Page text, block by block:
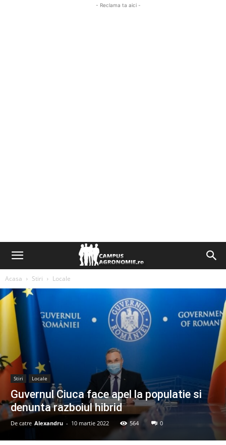
- Reclama ta aici -
Acasa Stiri Locale
Stiri Locale
Guvernul Ciuca face apel la populatie si
denunta razboiul hibrid
De catre Alexandru - 10 martie 2022 564 0